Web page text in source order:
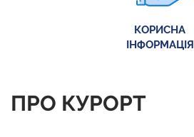
КОРИСНА
ІНФОРМАЦІЯ
ПРО КУРОРТ